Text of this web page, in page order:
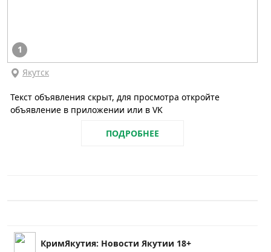
1
Якутск
Текст объявления скрыт, для просмотра откройте
объявление в приложении или в VK
ПОДРОБНЕЕ
КримЯкутия: Новости Якутии 18+